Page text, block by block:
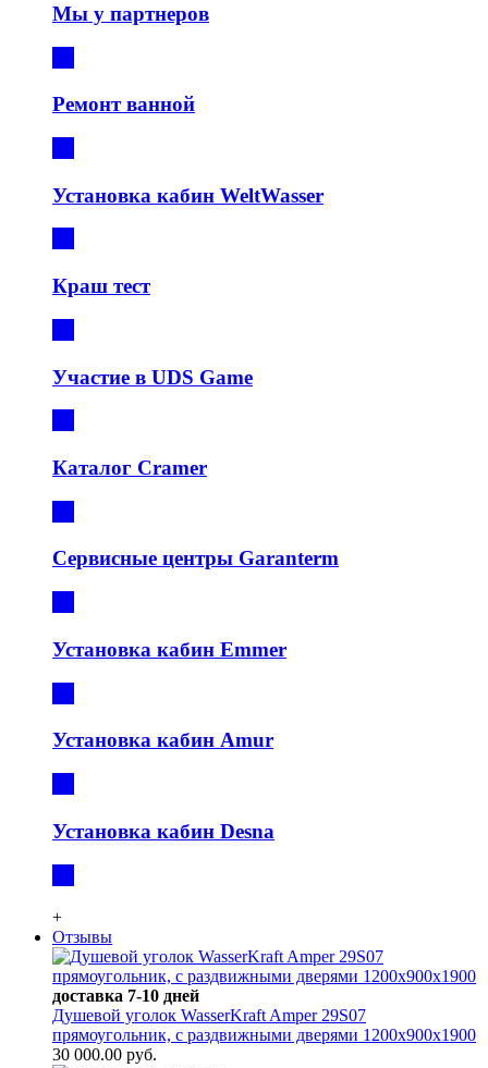
Мы у партнеров
Ремонт ванной
Установка кабин WeltWasser
Краш тест
Участие в UDS Game
Каталог Cramer
Сервисные центры Garanterm
Установка кабин Emmer
Установка кабин Amur
Установка кабин Desna
+
Отзывы
доставка 7-10 дней
Душевой уголок WasserKraft Amper 29S07
прямоугольник, с раздвижными дверями 1200х900х1900
30 000.00 руб.